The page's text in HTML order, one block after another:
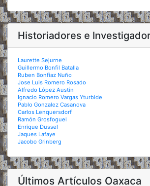
Historiadores e
Laurette Sejurne
Guillermo Bonfil Batalla
Ruben Bonfiaz Nuño
Jose Luis Romero Rosado
Alfredo López Austin
Ignacio Romero Vargas Yturbide
Pablo Gonzalez Casanova
Carlos Lenquersdorf
Ramón Grosfoguel
Enrique Dussel
Jaques Lafaye
Jacobo Grinberg
Últimos Artículos Oaxaca